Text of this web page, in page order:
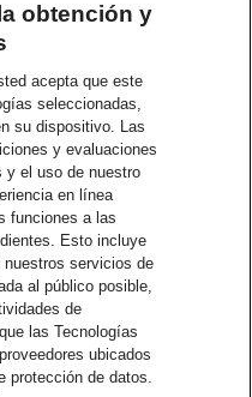
para diferentes
de una sola vez. Tenga
de direcciones
notificaciones vía
instrucciones a sus clientes y
el estado de cada
fáciles de usar, que pueden
de análisis del
a aumentar la eficiencia
obtención y
acepta que este
seleccionadas,
su dispositivo. Las
y evaluaciones
y el uso de nuestro
en línea
funciones a las
Esto incluye
nuestros servicios de
al público posible,
de
las Tecnologías
ubicados
protección de datos.